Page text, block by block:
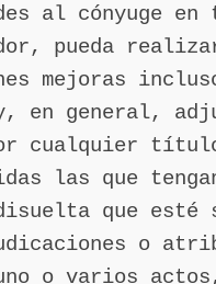
al cónyuge en
pueda
mejoras
en general,
cualquier
las que
disuelta que
o
o varios